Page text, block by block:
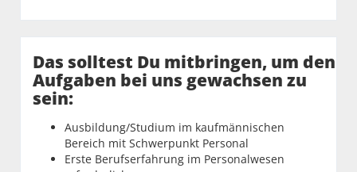
Das solltest Du mitbringen, um den
Aufgaben bei uns gewachsen zu
sein:
Ausbildung/Studium im kaufmännischen
Bereich mit Schwerpunkt Personal
Erste Berufserfahrung im Personalwesen